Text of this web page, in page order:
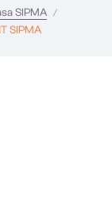
SIPMA
SIPMA